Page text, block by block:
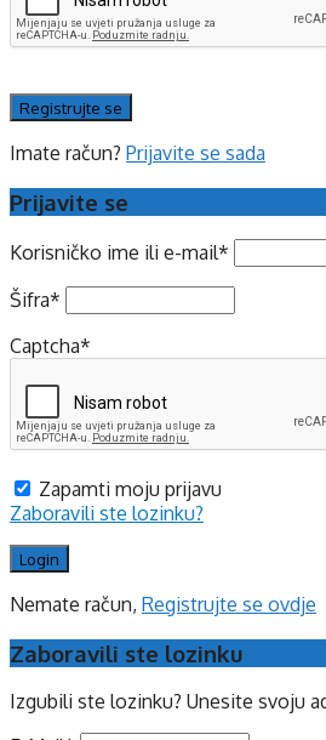
Imate račun? Prijavite se sada
Prijavite se
Korisničko ime ili e-mail*
Šifra*
Captcha*
Zapamti moju prijavu
Zaboravili ste lozinku?
Nemate račun, Registrujte se ovdje
Zaboravili ste lozinku
Izgubili ste lozinku? Unesite svoju